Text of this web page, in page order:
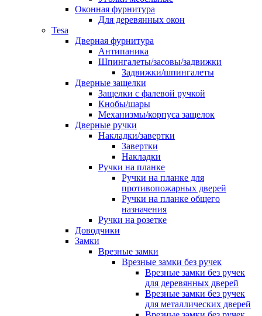
Оконная фурнитура
Для деревянных окон
Tesa
Дверная фурнитура
Антипаника
Шпингалеты/засовы/задвижки
Задвижки/шпингалеты
Дверные защелки
Защелки с фалевой ручкой
Кнобы/шары
Механизмы/корпуса защелок
Дверные ручки
Накладки/завертки
Завертки
Накладки
Ручки на планке
Ручки на планке для
противопожарных дверей
Ручки на планке общего
назначения
Ручки на розетке
Доводчики
Замки
Врезные замки
Врезные замки без ручек
Врезные замки без ручек
для деревянных дверей
Врезные замки без ручек
для металлических дверей